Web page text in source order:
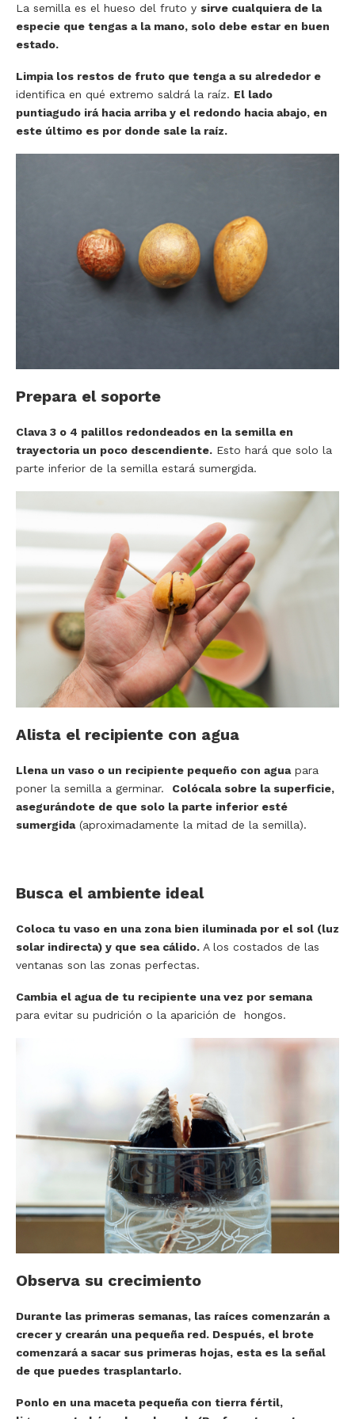
La semilla es el hueso del fruto y sirve cualquiera de la
especie que tengas a la mano, solo debe estar en buen
estado.
Limpia los restos de fruto que tenga a su alrededor e
identifica en qué extremo saldrá la raíz. El lado
puntiagudo irá hacia arriba y el redondo hacia abajo, en
este último es por donde sale la raíz.
Prepara el soporte
Clava 3 o 4 palillos redondeados en la semilla en
trayectoria un poco descendiente. Esto hará que solo la
parte inferior de la semilla estará sumergida.
Alista el recipiente con agua
Llena un vaso o un recipiente pequeño con aguapara
poner la semilla a germinar. Colócala sobre la superficie,
asegurándote de que solo la parte inferior esté
sumergida(aproximadamente la mitad de la semilla).
Busca el ambiente ideal
Coloca tu vaso en una zona bien iluminada por el sol (luz
solar indirecta) y que sea cálido. A los costados de las
ventanas son las zonas perfectas.
Cambia el agua de tu recipiente una vez por semana
para evitar su pudrición o la aparición de hongos.
Observa su crecimiento
Durante las primeras semanas, las raíces comenzarán a
crecer y crearán una pequeña red. Después, el brote
comenzará a sacar sus primeras hojas, esta es la señal
de que puedes trasplantarlo.
Ponlo en una maceta pequeña con tierra fértil,